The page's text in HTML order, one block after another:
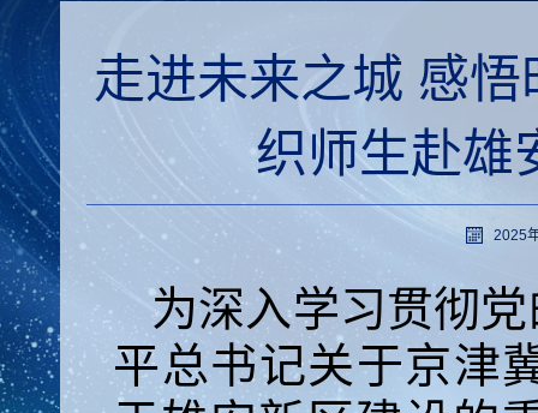
走进未来之城 感
织师生赴雄
2025
为深入学习贯彻
平总书记关于京津